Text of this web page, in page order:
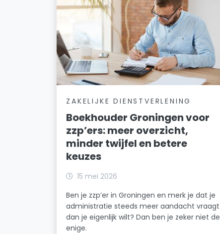
ZAKELIJKE DIENSTVERLENING
Boekhouder Groningen voor
zzp’ers: meer overzicht,
minder twijfel en betere
keuzes
15 mei 2026
Ben je zzp’er in Groningen en merk je dat je
administratie steeds meer aandacht vraagt
dan je eigenlijk wilt? Dan ben je zeker niet de
enige.